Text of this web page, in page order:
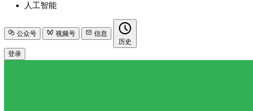
人工智能
公众号 视频号
信息
历史
登录